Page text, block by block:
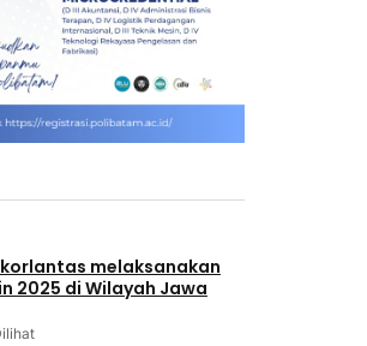
melaksanakan
2025 di Wilayah Jawa